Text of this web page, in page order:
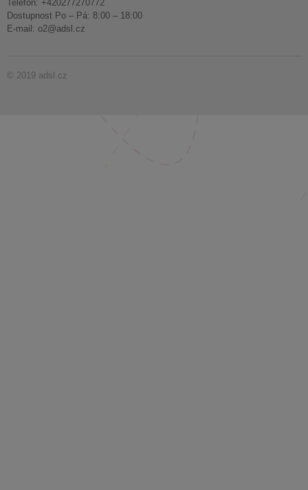
Telefon: +420277270772
Dostupnost Po – Pá: 8:00 – 18:00
E-mail: o2@adsl.cz
© 2019 adsl.cz